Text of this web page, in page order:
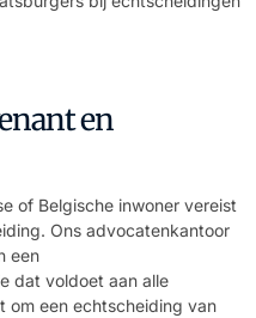
en
of Belgische inwoner vereist
Ons advocatenkantoor
een
dat voldoet aan alle
om een echtscheiding van